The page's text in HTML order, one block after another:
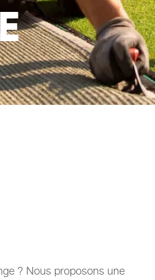
? Nous proposons une